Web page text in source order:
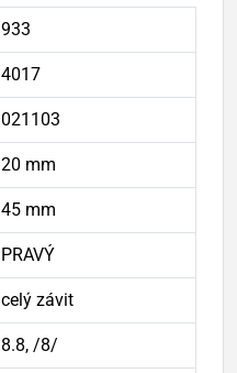
933
4017
021103
20 mm
45 mm
PRAVÝ
celý závit
8.8, /8/